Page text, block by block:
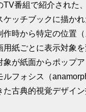
TV番組で紹介された
ケッチブックに描か
作時から特定の位置
用紙ごとに表示対象
象が紙面からポップ
ルフォシス（
た古典的視覚デザイン